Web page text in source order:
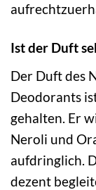
Ist der Duft
Der Duft des
Deodorants
gehalten. Er
Neroli und
aufdringlich.
dezent